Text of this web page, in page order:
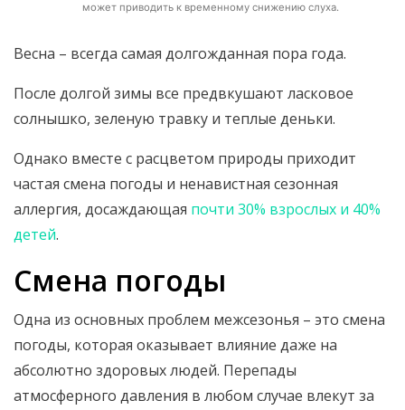
может приводить к временному снижению слуха.
Весна – всегда самая долгожданная пора года.
После долгой зимы все предвкушают ласковое
солнышко, зеленую травку и теплые деньки.
Однако вместе с расцветом природы приходит
частая смена погоды и ненавистная сезонная
аллергия, досаждающая почти 30% взрослых и 40%
детей.
Смена погоды
Одна из основных проблем межсезонья – это смена
погоды, которая оказывает влияние даже на
абсолютно здоровых людей. Перепады
атмосферного давления в любом случае влекут за